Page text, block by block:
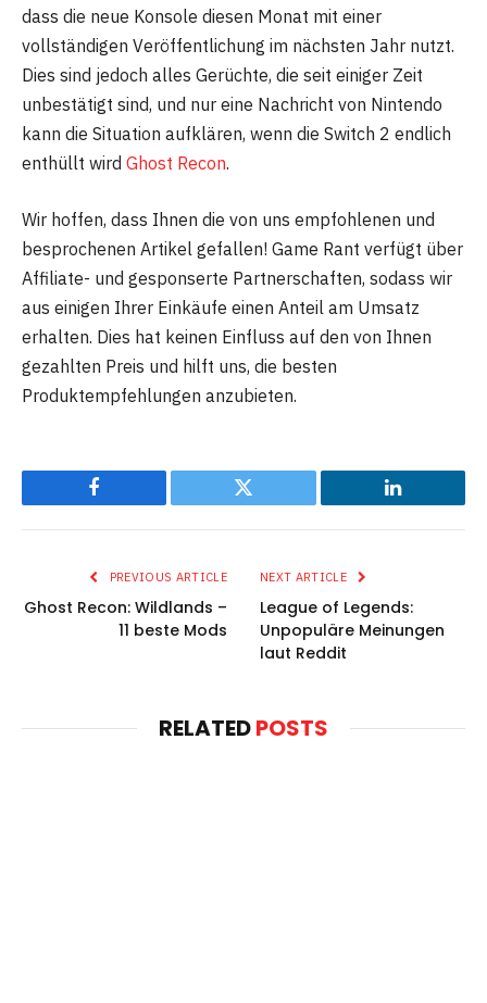
dass die neue Konsole diesen Monat mit einer
vollständigen Veröffentlichung im nächsten Jahr nutzt.
Dies sind jedoch alles Gerüchte, die seit einiger Zeit
unbestätigt sind, und nur eine Nachricht von Nintendo
kann die Situation aufklären, wenn die Switch 2 endlich
enthüllt wird Ghost Recon.
Wir hoffen, dass Ihnen die von uns empfohlenen und
besprochenen Artikel gefallen! Game Rant verfügt über
Affiliate- und gesponserte Partnerschaften, sodass wir
aus einigen Ihrer Einkäufe einen Anteil am Umsatz
erhalten. Dies hat keinen Einfluss auf den von Ihnen
gezahlten Preis und hilft uns, die besten
Produktempfehlungen anzubieten.
Facebook Twitter LinkedIn
PREVIOUS ARTICLE
Ghost Recon: Wildlands –
11 beste Mods
NEXT ARTICLE
League of Legends:
Unpopuläre Meinungen
laut Reddit
RELATEDPOSTS